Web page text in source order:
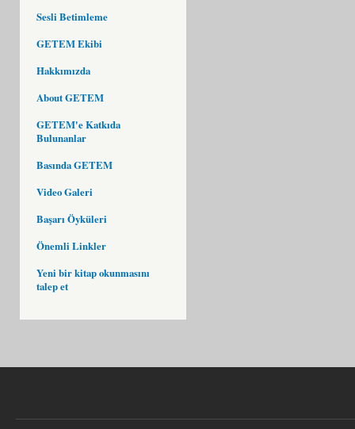
Sesli Betimleme
GETEM Ekibi
Hakkımızda
About GETEM
GETEM'e Katkıda
Bulunanlar
Basında GETEM
Video Galeri
Başarı Öyküleri
Önemli Linkler
Yeni bir kitap okunmasını
talep et